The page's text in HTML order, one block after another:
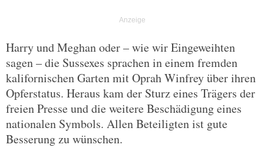
Harry und Meghan oder – wie wir Eingeweihten
sagen – die Sussexes sprachen in einem fremden
kalifornischen Garten mit Oprah Winfrey über ihren
Opferstatus. Heraus kam der Sturz eines Trägers der
freien Presse und die weitere Beschädigung eines
nationalen Symbols. Allen Beteiligten ist gute
Besserung zu wünschen.